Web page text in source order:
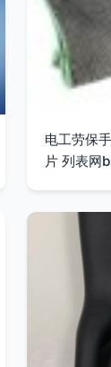
电工劳保
片 列表网